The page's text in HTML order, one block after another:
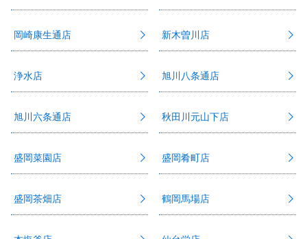
岡崎康生通店 新木曽川店
浄水店 旭川八条通店
旭川六条通店 秋田川元山下店
盛岡菜園店 盛岡肴町店
盛岡茶畑店 鶴岡馬場店